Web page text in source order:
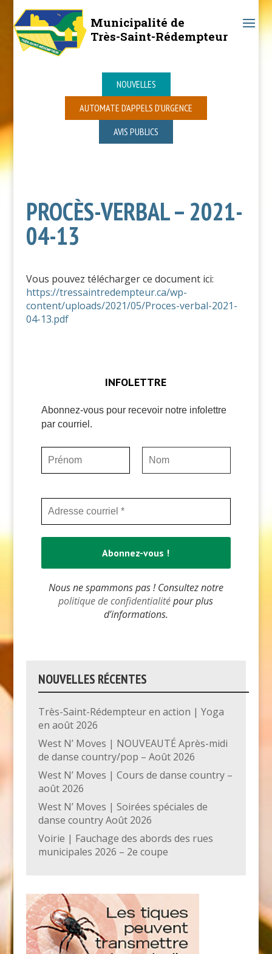
Municipalité de
Très-Saint-Rédempteur
NOUVELLES
AUTOMATE D’APPELS D’URGENCE
AVIS PUBLICS
PROCÈS-VERBAL – 2021-
04-13
Vous pouvez télécharger ce document ici:
https://tressaintredempteur.ca/wp-
content/uploads/2021/05/Proces-verbal-2021-
04-13.pdf
INFOLETTRE
Abonnez-vous pour recevoir notre infolettre
par courriel.
Nous ne spammons pas ! Consultez notre
politique de confidentialitépour plus
d’informations.
NOUVELLES RÉCENTES
Très-Saint-Rédempteur en action | Yoga
en août 2026
West N’ Moves | NOUVEAUTÉ Après-midi
de danse country/pop – Août 2026
West N’ Moves | Cours de danse country –
août 2026
West N’ Moves | Soirées spéciales de
danse country Août 2026
Voirie | Fauchage des abords des rues
municipales 2026 – 2e coupe